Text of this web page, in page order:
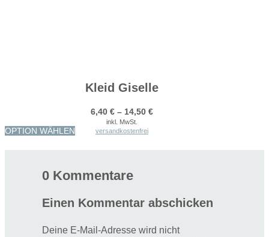
Kleid Giselle
6,40 €– 14,50 €
inkl. MwSt.
versandkostenfrei
OPTION WÄHLEN Dieses
mehrere
auf.
Optionen
0 Kommentare
Einen Kommentar abschicken
Deine E-Mail-Adresse wird nicht